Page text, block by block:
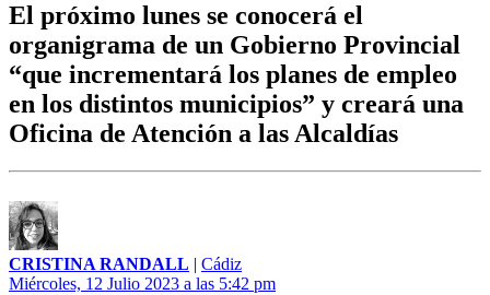
El próximo lunes se conocerá el
organigrama de un Gobierno Provincial
“que incrementará los planes de empleo
en los distintos municipios” y creará una
Oficina de Atención a las Alcaldías
CRISTINA RANDALL | Cádiz
Miércoles, 12 Julio 2023 a las 5:42 pm